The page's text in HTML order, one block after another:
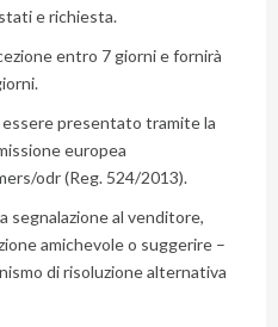
e richiesta.
entro 7 giorni e fornirà
presentato tramite la
europea
odr (Reg. 524/2013).
segnalazione al venditore,
amichevole o suggerire –
di risoluzione alternativa